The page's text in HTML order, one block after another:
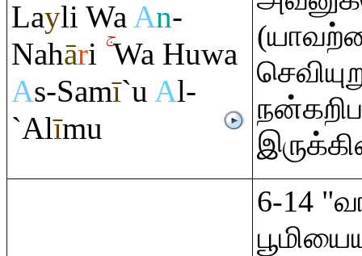
Layli WaAn-
Nahāri Wa Huwa
As-Samī`u Al-
`Alīmu
6-14